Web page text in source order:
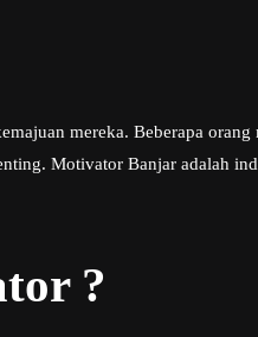
mereka. Beberapa
Motivator Banjar adalah
?